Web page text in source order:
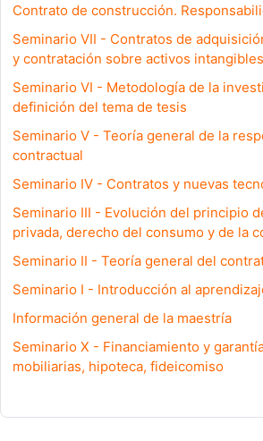
Contrato de construcción.
Seminario VII - Contratos de
y contratación sobre activos intangibles
Seminario VI - Metodología de la
definición del tema de tesis
Seminario V - Teoría general de la
contractual
Seminario IV - Contratos y nuevas
Seminario III - Evolución del principio
privada, derecho del consumo y de la
Seminario II - Teoría general del
Seminario I - Introducción al
Información general de la maestría
Seminario X - Financiamiento y
mobiliarias, hipoteca, fideicomiso